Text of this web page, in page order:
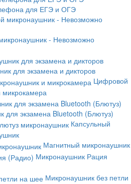
для ЕГЭ и ОГЭ
- Невозможно
для экзамена и дикторов
Цифровой
для экзамена Bluetooth (Блютуз)
Капсульный
Магнитный микронаушник
Микронаушник Рация
Микронаушник без петли